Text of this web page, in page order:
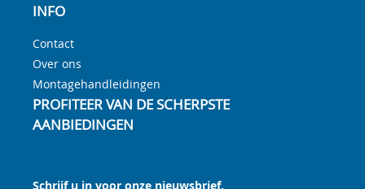
INFO
Contact
Over ons
Montagehandleidingen
PROFITEER VAN DE SCHERPSTE
AANBIEDINGEN
Schrijf u in voor onze nieuwsbrief.